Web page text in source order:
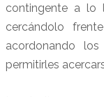
contingente a lo
cercándolo
acordonando
permitirles